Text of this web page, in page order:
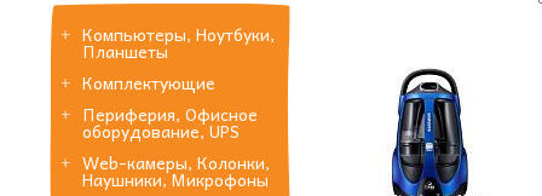
Компьютеры, Ноутбуки,
Планшеты
Комплектующие
Периферия, Офисное
оборудование, UPS
Web-камеры, Колонки,
Наушники, Микрофоны